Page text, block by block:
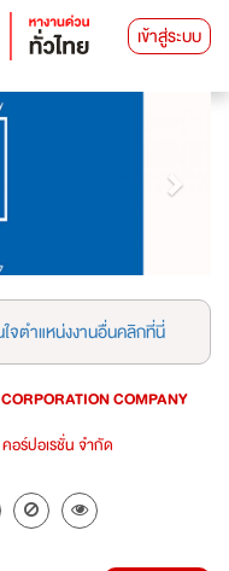
เข้าสู่ระบบ
จตำแหน่งงานอื่นคลิกที่นี่
COMPANY
อร์ปอเรชั่น จำกัด